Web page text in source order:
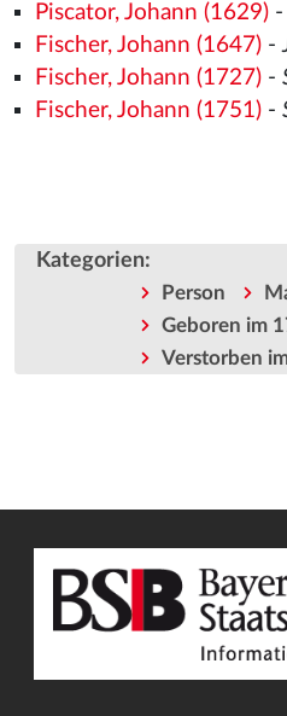
Piscator, Johann (1629)-
Fischer, Johann (1647)-
Fischer, Johann (1727)-
Fischer, Johann (1751)-
Kategorien:
Person
Geboren im
Verstorben